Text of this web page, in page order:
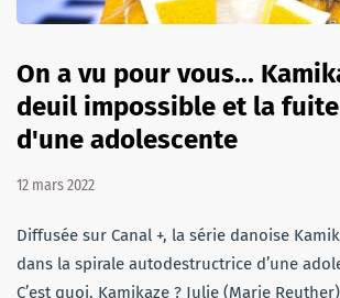
On a vu pour vous...
deuil impossible et la
d'une adolescente
12 mars 2022
Diffusée sur Canal +, la série danoise
dans la spirale autodestructrice d’une
C’est quoi, Kamikaze ? Julie (Marie